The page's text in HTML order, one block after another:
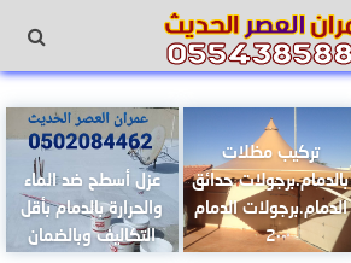
تركيب مظلات
بالدمام.برجولات حدائق
الدمام.برجولات الدمام
2
عزل أسطح ضد الماء
والحرارة بالدمام بأقل
التكاليف وبالضمان